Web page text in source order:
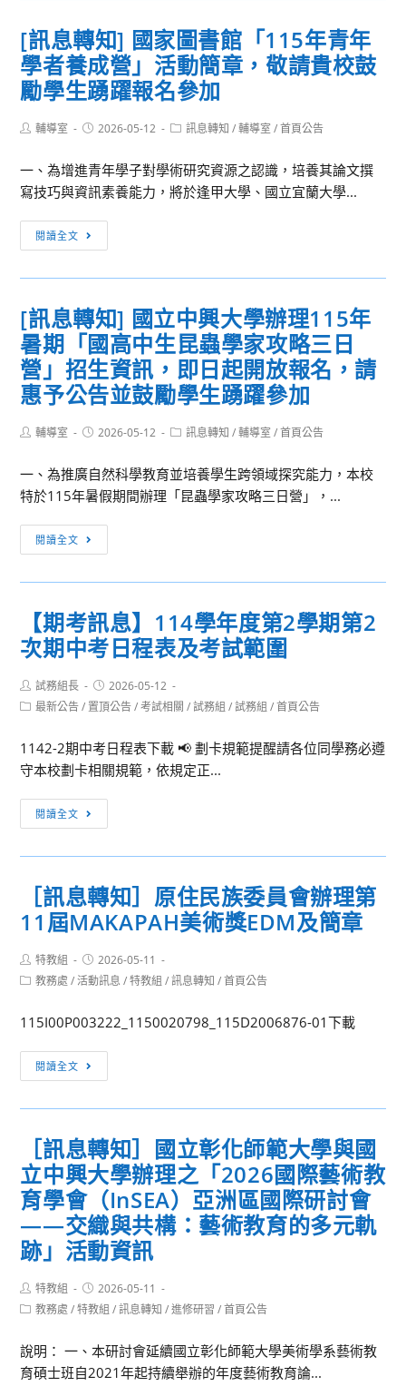
國
立
臺
灣
師
大
學
程
系
舉
辦
「115
年
AI
慧
機
令
請
惠
公
告
鼓
勵
貴
校
報
名
參
加
[訊息轉知] 國家圖書館「115年青年
學者養成營」活動簡章，敬請貴校鼓
勵學生踴躍報名參加
Post輔導室
Post2026-05-12
Post訊息轉知 / 輔導室 / 首頁公告
一、為增進青年學子對學術研究資源之認識，培養其論文撰
寫技巧與資訊素養能力，將於逢甲大學、國立宜蘭大學...
閱讀全文
息
轉
國
家
圖
書
館
「115
青
年
養
成
活
動
章，
敬
貴
校
鼓
生
踴
躍
報
參
[訊息轉知] 國立中興大學辦理115年
暑期「國高中生昆蟲學家攻略三日
營」招生資訊，即日起開放報名，請
惠予公告並鼓勵學生踴躍參加
Post輔導室
Post2026-05-12
Post訊息轉知 / 輔導室 / 首頁公告
一、為推廣自然科學教育並培養學生跨領域探究能力，本校
特於115年暑假期間辦理「昆蟲學家攻略三日營」，...
閱讀全文
息
轉
國
立
興
大
辦
理
115
期
「國
高
中
昆
學
攻
略
營」
招
生
資
訊，
即
起
開
放
報
名，
【期考訊息】114學年度第2學期第2
次期中考日程表及考試範圍
Post
author:
試務組長
Post
published:
2026-05-12
Post最新公告 / 置頂公告 / 考試相關 / 試務組 / 試務組 / 首頁公告
1142-2期中考日程表下載 📢 劃卡規範提醒請各位同學務必遵
守本校劃卡相關規範，依規定正...
閱讀全文
考
訊
114
學
度
第
學
期
次
期
中
考
日
程
表
及
考
試
圍
［訊息轉知］原住民族委員會辦理第
11屆MAKAPAH美術獎EDM及簡章
Post
author:
特教組
Post
published:
2026-05-11
Post教務處 / 活動訊息 / 特教組 / 訊息轉知 / 首頁公告
115I00P003222_1150020798_115D2006876-01下載
閱讀全文
息
轉
原
住
民
族
委
員
辦
第
11
［訊息轉知］國立彰化師範大學與國
立中興大學辦理之「2026國際藝術教
育學會（InSEA）亞洲區國際研討會
——交織與共構：藝術教育的多元軌
跡」活動資訊
Post
author:
特教組
Post
published:
2026-05-11
Post教務處 / 特教組 / 訊息轉知 / 進修研習 / 首頁公告
說明： 一、本研討會延續國立彰化師範大學美術學系藝術教
育碩士班自2021年起持續舉辦的年度藝術教育論...